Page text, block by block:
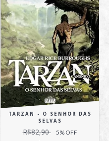
TARZAN - O SENHOR DAS
SELVAS
R$82,90 5% OFF